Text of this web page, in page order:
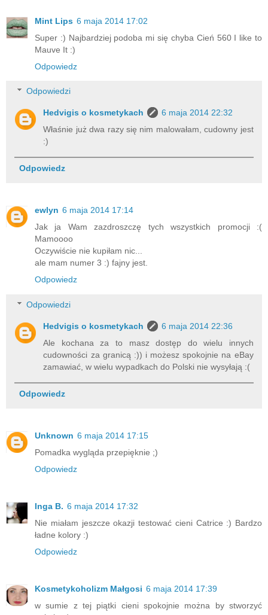
Mint Lips 6 maja 2014 17:02
Super :) Najbardziej podoba mi się chyba Cień 560 I like to
Mauve It :)
Odpowiedz
Odpowiedzi
Hedvigis o kosmetykach
6 maja 2014 22:32
Właśnie już dwa razy się nim malowałam, cudowny jest
:)
Odpowiedz
ewlyn 6 maja 2014 17:14
Jak ja Wam zazdroszczę tych wszystkich promocji :(
Mamoooo
Oczywiście nie kupiłam nic...
ale mam numer 3 :) fajny jest.
Odpowiedz
Odpowiedzi
Hedvigis o kosmetykach
6 maja 2014 22:36
Ale kochana za to masz dostęp do wielu innych
cudowności za granicą :)) i możesz spokojnie na eBay
zamawiać, w wielu wypadkach do Polski nie wysyłają :(
Odpowiedz
Unknown 6 maja 2014 17:15
Pomadka wygląda przepięknie ;)
Odpowiedz
Inga B. 6 maja 2014 17:32
Nie miałam jeszcze okazji testować cieni Catrice :) Bardzo
ładne kolory :)
Odpowiedz
Kosmetykoholizm Małgosi 6 maja 2014 17:39
w sumie z tej piątki cieni spokojnie można by stworzyć